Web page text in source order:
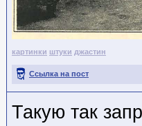
картинки штуки джастин
Ссылка на пост
Такую так